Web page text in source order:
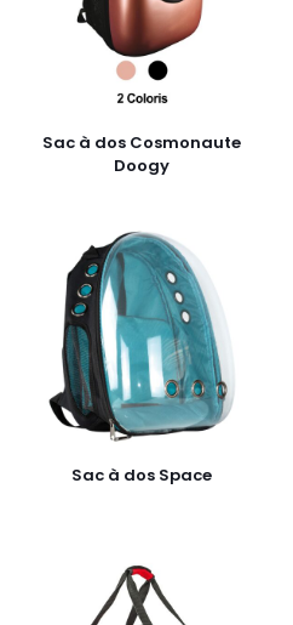
Sac à dos Cosmonaute
Doogy
Sac à dos Space